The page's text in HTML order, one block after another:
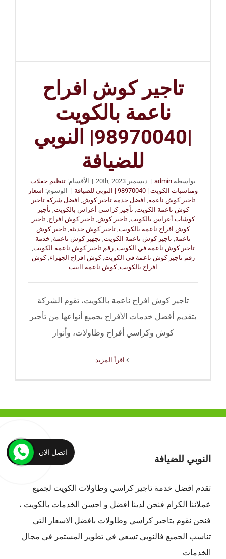
تاجير كوش افراح
ناعمة بالكويت
|98970040| النوبي
للضيافة
بواسطة admin
| ديسمبر 20th, 2023 | الأقسام: تنظيم حفلات
ومناسبات الكويت | 98970040 | النوبي للضيافة
| الوسوم: اسعار
تاجير كوش ناعمة, افضل خدمة تاجير كوش, افضل شركة تاجير
كوش ناعمة الكويت,تأجير كراسي أعراس بالكويت,تأجير
كوشات أعراس بالكويت,تاجير كوش,تاجير كوش افراح,تاجير
كوش افراح ناعمة بالكويت, تاجير كوش حديثة, تاجير كوش
ناعمة, تاجير كوش ناعمة الكويت, تجهيز كوش ناعمة, خدمة
تاجير كوش ناعمة في الكويت,رقم تاجير كوش ناعمة الكويت,
رقم تاجير كوش ناعمة في الكويت,كوش افراح الجهراء,كوش
افراح بالكويت,كوش ناعمة اابيت
تاجير كوش افراح ناعمة بالكويت، تقوم الشركة
بتقديم أفضل خدمات الأفراح بجميع أنواعها من تأجير
كوش وكراسي أفراح وطاولات، وأنوار
النوبي للضيافة
تقدم افضل خدمة تاجير كراسي وطاولات الكويت لجميع
عملائنا الكرام فنحن لدينا افضل و احسن الخدمات بالكويت ،
فنحن نقوم بتاجير كراسي وطاولات بافضل الاسعار التي
تناسب الجميع فالنوبي تسعي في تطوير المستمر في مجال
الخدمات
اتصل الان